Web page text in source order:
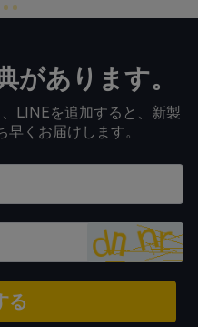
があります。
LINEを追加すると、新製
くお届けします。
る